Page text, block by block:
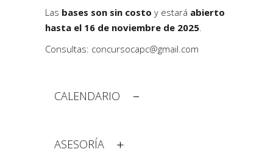
Las bases son sin costo y estará abierto
hasta el 16 de noviembre de 2025.
Consultas: concursocapc@gmail.com
CALENDARIO
ASESORÍA